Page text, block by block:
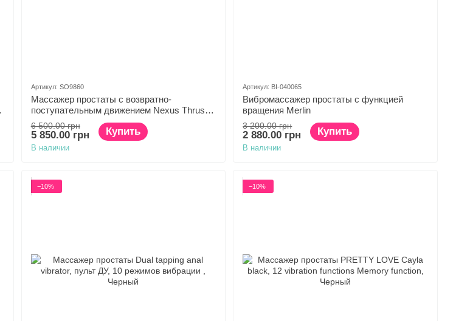
Артикул: SO9860
Массажер простаты с возвратно-
поступательным движением Nexus Thrust
Prostate Edition
6 500.00 грн
5 850.00 грн Купить
В наличии
Артикул: BI-040065
Вибромассажер простаты с функцией
вращения Merlin
3 200.00 грн
2 880.00 грн Купить
В наличии
−10% −10%